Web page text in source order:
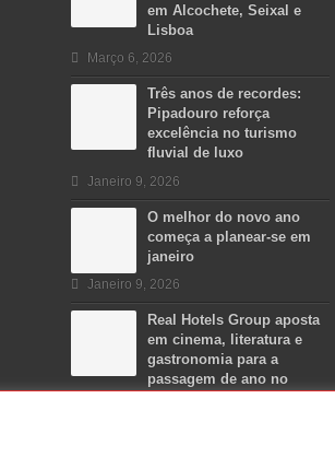
em Alcochete, Seixal e
Lisboa
Março 6, 2026
Três anos de recordes:
Pipadouro reforça
excelência no turismo
fluvial de luxo
Janeiro 9, 2026
O melhor do novo ano
começa a planear-se em
janeiro
Janeiro 9, 2026
Real Hotels Group aposta
em cinema, literatura e
gastronomia para a
passagem de ano no